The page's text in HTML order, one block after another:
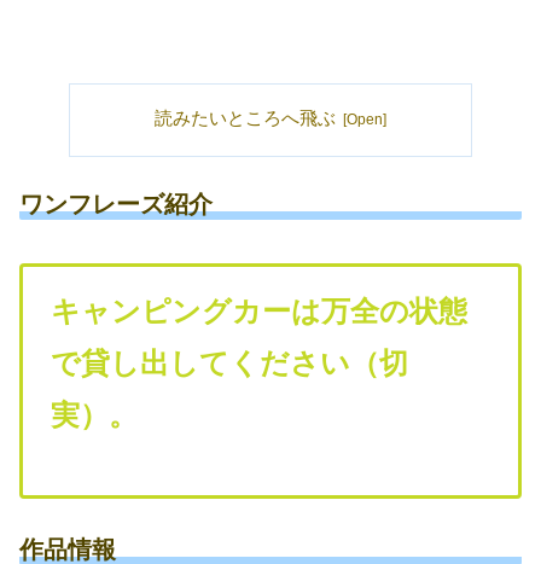
読みたいところへ飛ぶ
ワンフレーズ紹介
キャンピングカーは万全の状態
で貸し出してください（切
実）。
作品情報